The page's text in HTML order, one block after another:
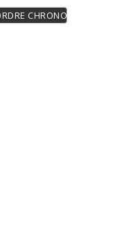
CHRONOLOGIQUE -